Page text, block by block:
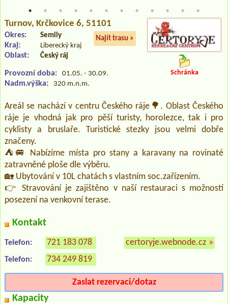
Turnov, Krčkovice 6, 51101
Najít trasu »
Okres: Semily
Kraj: Liberecký kraj
Oblast: Český ráj
Provozní doba: 01.05. - 30.09.
Nadm.výška: 320 m.n.m.
Schránka
Areál se nachází v centru Českého ráje🌳. Oblast Českého
ráje je vhodná jak pro pěší turisty, horolezce, tak i pro
cyklisty a bruslaře. Turistické stezky jsou velmi dobře
značeny.
⛺🚐 Nabízíme místa pro stany a karavany na rovinaté
zatravněné ploše dle výběru.
🏡 Ubytování v 10L chatách s vlastním soc.zařízením.
👉 Stravování je zajištěno v naší restauraci s možností
posezení na venkovní terase.
Kontakt
Telefon: 721 183 078
Telefon: 734 249 819
certoryje.webnode.cz »
Zaslat rezervaci/dotaz
Kapacity